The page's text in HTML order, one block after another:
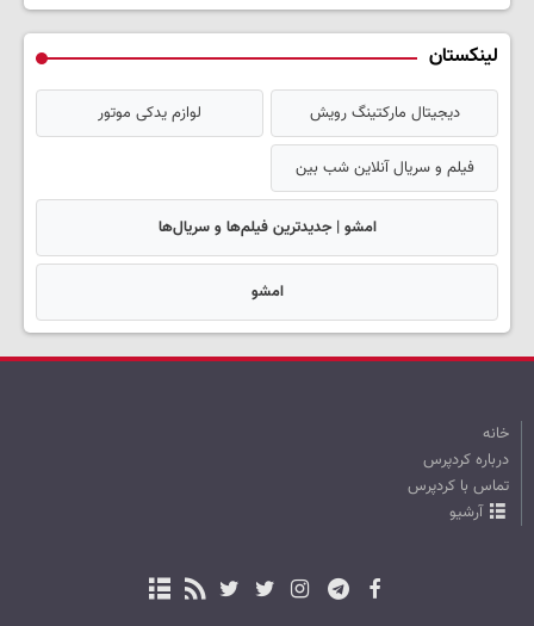
لینکستان
دیجیتال مارکتینگ رویش لوازم یدکی موتور
فیلم و سریال آنلاین شب بین
امشو | جدیدترین فیلم‌ها و سریال‌ها
امشو
خانه
درباره کردپرس
تماس با کردپرس
آرشیو